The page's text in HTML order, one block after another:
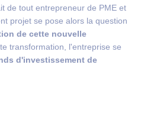
de tout entrepreneur de PME et
projet se pose alors la question
de cette nouvelle
transformation, l'entreprise se
d'investissement de